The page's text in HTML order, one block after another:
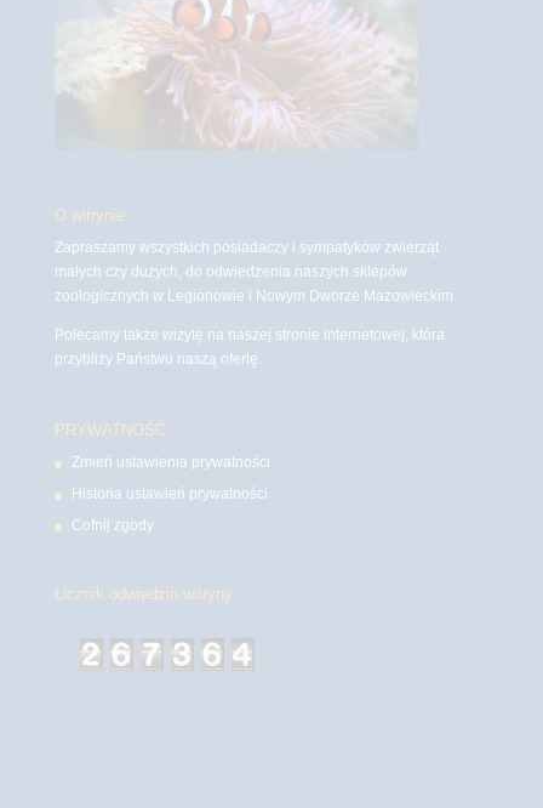
O witrynie
Zapraszamy wszystkich posiadaczy i sympatyków zwierząt
małych czy dużych, do odwiedzenia naszych sklepów
zoologicznych w Legionowie i Nowym Dworze Mazowieckim
Polecamy także wizytę na naszej stronie internetowej, która
przybliży Państwu naszą ofertę.
PRYWATNOŚĆ
Zmień ustawienia prywatności
Historia ustawień prywatności
Cofnij zgody
Licznik odwiedzin witryny